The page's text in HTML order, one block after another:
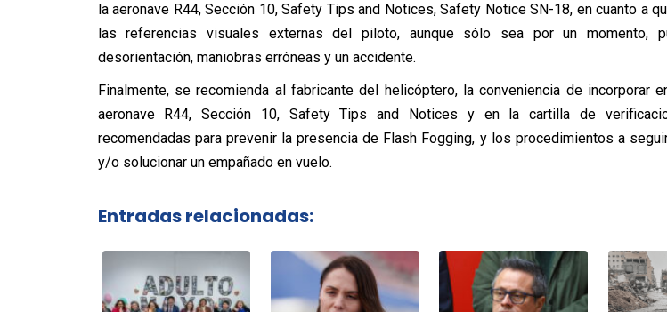
la aeronave R44, Sección 10, Safety Tips and Notices, Safety Notice SN-18, en cuanto a
las referencias visuales externas del piloto, aunque sólo sea por un momento,
desorientación, maniobras erróneas y un accidente.
Finalmente, se recomienda al fabricante del helicóptero, la conveniencia de incorporar
aeronave R44, Sección 10, Safety Tips and Notices y en la cartilla de
recomendadas para prevenir la presencia de Flash Fogging, y los procedimientos a
y/o solucionar un empañado en vuelo.
Entradas relacionadas: